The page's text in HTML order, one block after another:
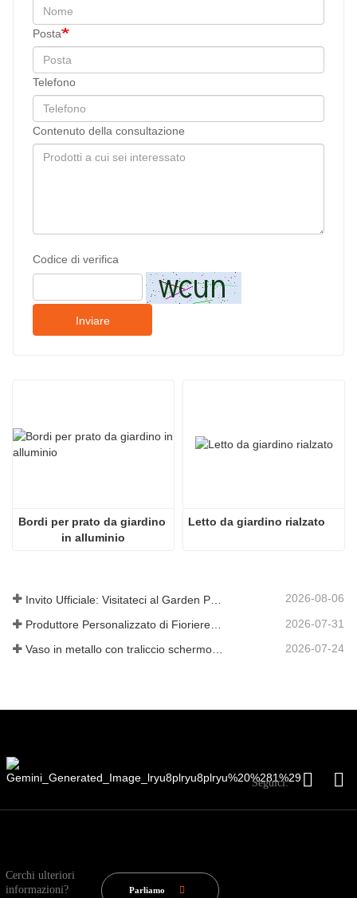
Posta
Telefono
Contenuto della consultazione
Codice di verifica
Inviare
Bordi per prato da giardino
in alluminio
2026-08-06
2026-07-31
2026-07-24
Seguici:
Cerchi ulteriori
informazioni?
Parliamo